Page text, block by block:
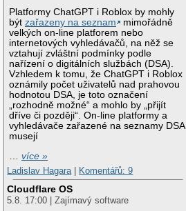
Platformy ChatGPT i Roblox by mohly
býtzařazeny na seznam
mimořádně
velkých on-line platforem nebo
internetových vyhledávačů, na něž se
vztahují zvláštní podmínky podle
nařízení o digitálních službách (DSA).
Vzhledem k tomu, že ChatGPT i Roblox
oznámily počet uživatelů nad prahovou
hodnotou DSA, je toto označení
„rozhodně možné“ a mohlo by „přijít
dříve či později“. On-line platformy a
vyhledávače zařazené na seznamy DSA
musejí
…více »
Ladislav Hagara| Komentářů: 9
Cloudflare OS
5.8. 17:00 | Zajímavý software